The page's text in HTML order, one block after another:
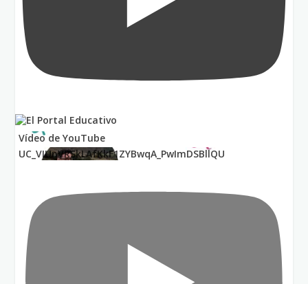
Vídeo de YouTube
UC_VIUnVRSkLAfKkF1ZYBwqA_PwImDSBllQU